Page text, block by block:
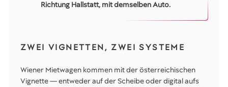
Richtung Hallstatt, mit demselben Auto.
ZWEI VIGNETTEN, ZWEI SYSTEME
Wiener Mietwagen kommen mit der österreichischen
Vignette — entweder auf der Scheibe oder digital aufs